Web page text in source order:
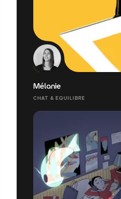
Mélanie
CHAT & ÉQUILIBRE